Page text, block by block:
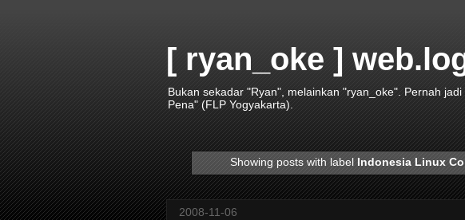
[ ryan_oke ]
Bukan sekadar "Ryan", melainkan "ryan_oke". Pernah
Pena" (FLP Yogyakarta).
Showing posts with labelIndonesia Linux
2008-11-06